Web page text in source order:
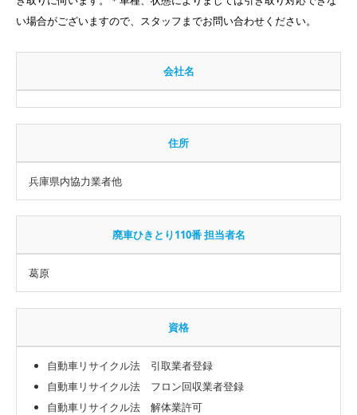
い場合がございますので、スタッフまでお問い合わせください。
会社名
住所
兵庫県内協力業者他
廃車ひきとり110番 担当者名
葛原
資格
自動車リサイクル法 引取業者登録
自動車リサイクル法 フロン回収業者登録
自動車リサイクル法 解体業許可